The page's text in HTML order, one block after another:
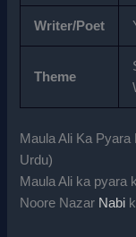
Writer/Poet
Theme
Maula Ali Ka
Urdu)
Maula Ali ka pyara
Noore Nazar Nabi